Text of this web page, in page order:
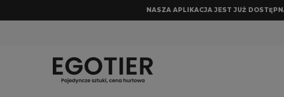
NASZA APLIKACJA JEST JUŻ